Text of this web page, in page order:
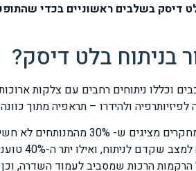
דיסק בשלבים ראשוניים בכדי
בלט דיסק?
וכללו ניתוחים רחבים עם צלקות
ולהידרו – תראפיה מתוך
כיום המחקרים נחרצים מאד ומציגים
הניתוח,
הרקמות הרכות שמסביב לעמוד השדרה,